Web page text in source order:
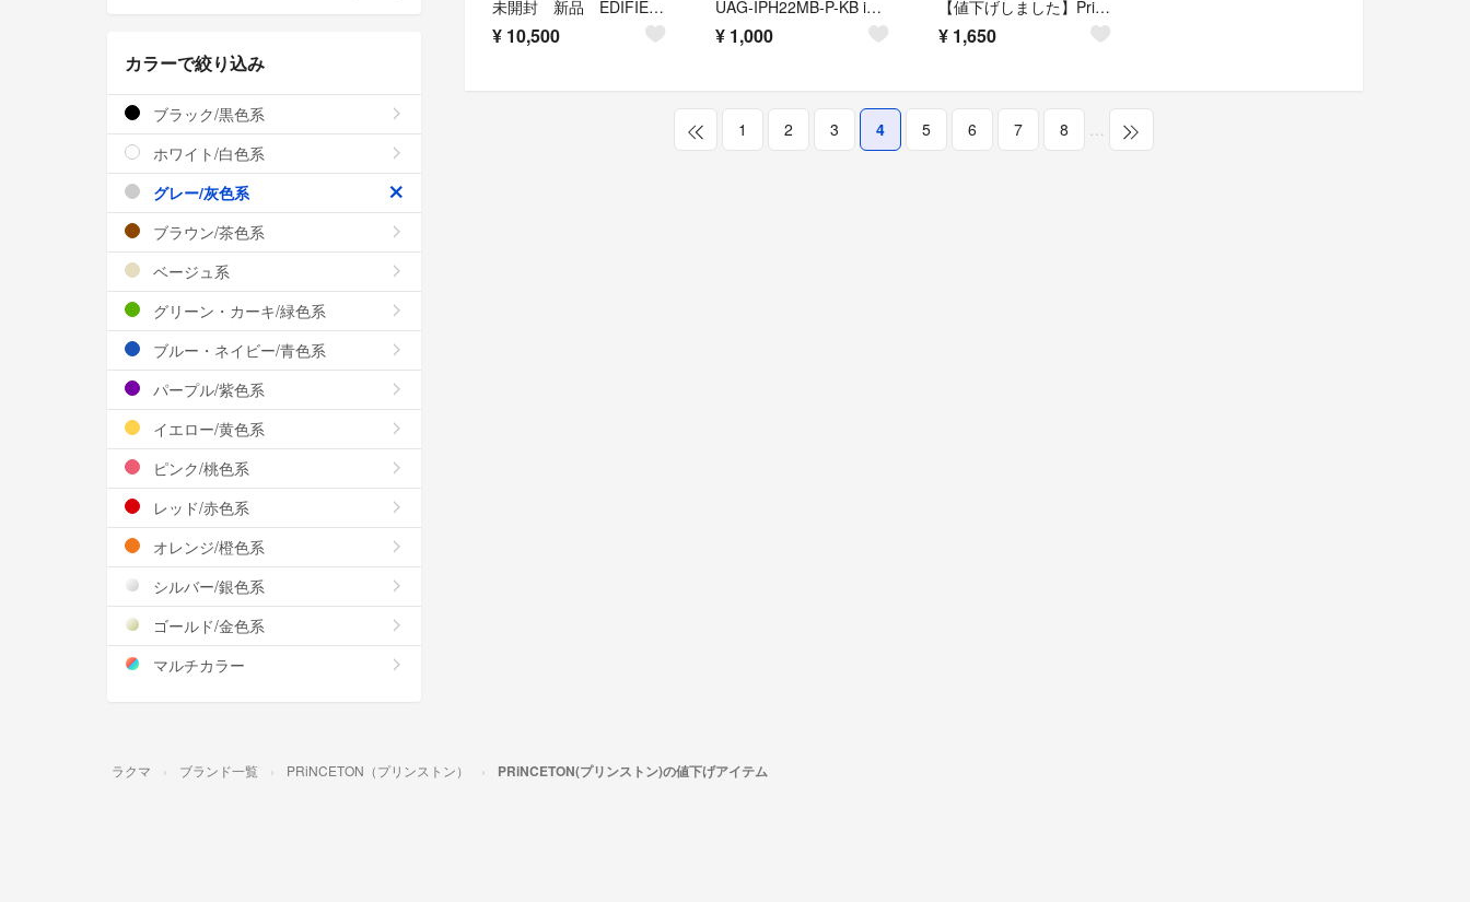
未開封 新品 EDIFIER MR4-WH スピーカー 42W
¥ 10,500
UAG-IPH22MB-P-KB iPhone 14pro対応
¥ 1,000
【値下げしました】Princeton USBオーディオキャプチャユニット
¥ 1,650
1 2 3 4 5 6 7 8 …
カラーで絞り込み
ブラック/黒色系
ホワイト/白色系
グレー/灰色系
ブラウン/茶色系
ベージュ系
グリーン・カーキ/緑色系
ブルー・ネイビー/青色系
パープル/紫色系
イエロー/黄色系
ピンク/桃色系
レッド/赤色系
オレンジ/橙色系
シルバー/銀色系
ゴールド/金色系
マルチカラー
ラクマ ブランド一覧 PRiNCETON（プリンストン） PRiNCETON(プリンストン)の値下げアイテム